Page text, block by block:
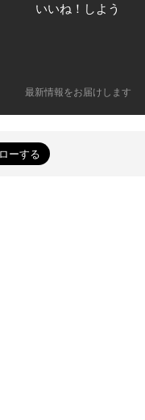
いいね！しよう
最新情報をお届けします